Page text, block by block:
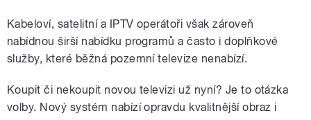
Kabeloví, satelitní a IPTV operátoři však zároveň
nabídnou širší nabídku programů a často i doplňkové
služby, které běžná pozemní televize nenabízí.
Koupit či nekoupit novou televizi už nyní? Je to otázka
volby. Nový systém nabízí opravdu kvalitnější obraz i